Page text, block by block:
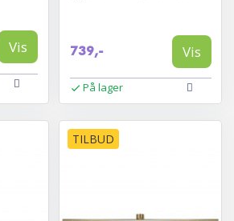
Vis 739,- Vis
På lager
TILBUD